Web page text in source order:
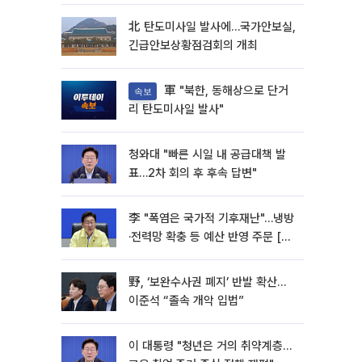
北 탄도미사일 발사에…국가안보실,
긴급안보상황점검회의 개최
속보
리 탄도미사일 발사"
청와대 "빠른 시일 내 공급대책 발
표…2차 회의 후 후속 답변"
李 "폭염은 국가적 기후재난"…냉방
·전력망 확충 등 예산 반영 주문 [종
野, ‘보완수사권 폐지’ 반발 확산…
이준석 “졸속 개악 입법”
이 대통령 "청년은 거의 취약계층…